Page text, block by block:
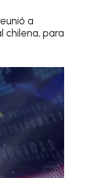
a
chilena, para